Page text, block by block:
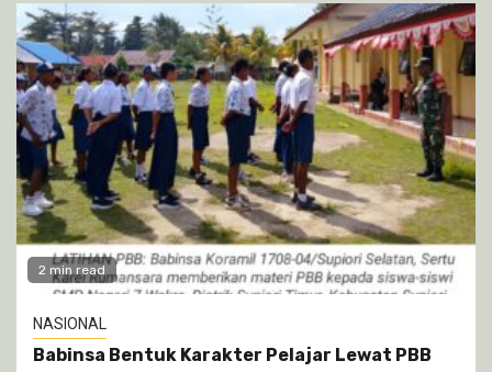
2 min read
NASIONAL
Babinsa Bentuk Karakter Pelajar Lewat PBB